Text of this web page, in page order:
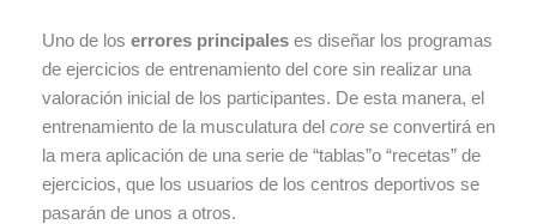
Uno de los errores principales es diseñar los programas
de ejercicios de entrenamiento del core sin realizar una
valoración inicial de los participantes. De esta manera, el
entrenamiento de la musculatura del core se convertirá en
la mera aplicación de una serie de “tablas”o “recetas” de
ejercicios, que los usuarios de los centros deportivos se
pasarán de unos a otros.